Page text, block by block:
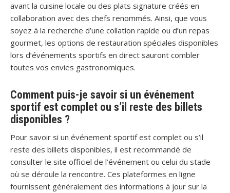
avant la cuisine locale ou des plats signature créés en
collaboration avec des chefs renommés. Ainsi, que vous
soyez à la recherche d’une collation rapide ou d’un repas
gourmet, les options de restauration spéciales disponibles
lors d’événements sportifs en direct sauront combler
toutes vos envies gastronomiques.
Comment puis-je savoir si un événement
sportif est complet ou s’il reste des billets
disponibles ?
Pour savoir si un événement sportif est complet ou s’il
reste des billets disponibles, il est recommandé de
consulter le site officiel de l’événement ou celui du stade
où se déroule la rencontre. Ces plateformes en ligne
fournissent généralement des informations à jour sur la